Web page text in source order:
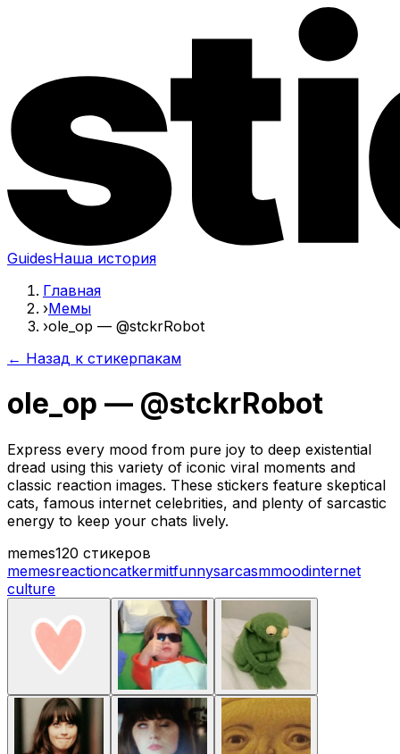
GuidesНаша история
Главная
›Мемы
›ole_op — @stckrRobot
← Назад к стикерпакам
ole_op — @stckrRobot
Express every mood from pure joy to deep existential
dread using this variety of iconic viral moments and
classic reaction images. These stickers feature skeptical
cats, famous internet celebrities, and plenty of sarcastic
energy to keep your chats lively.
memes120 стикеров
memesreactioncatkermitfunnysarcasmmoodinternet
culture